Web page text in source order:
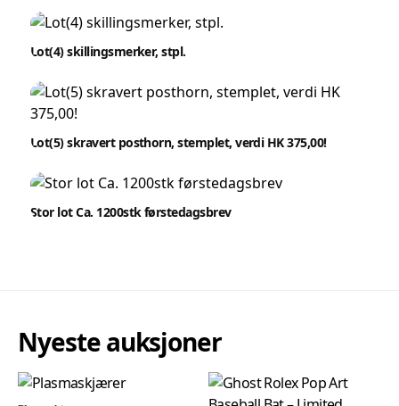
Lot(4) skillingsmerker, stpl.
Lot(5) skravert posthorn, stemplet, verdi HK 375,00!
Stor lot Ca. 1200stk førstedagsbrev
Nyeste auksjoner